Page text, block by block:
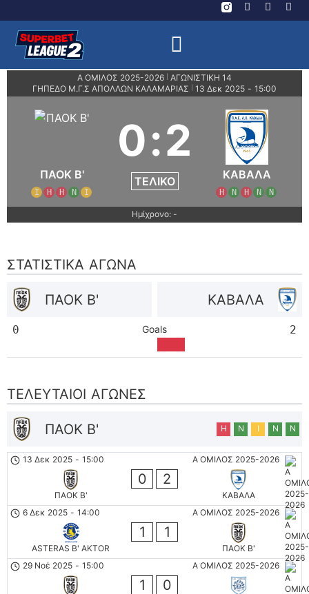
Α ΟΜΙΛΟΣ 2025-2026 ΑΓΩΝΙΣΤΙΚΗ 14
ΓΗΠΕΔΟ Μ.Γ.Σ ΑΠΟΛΛΩΝ ΚΑΛΑΜΑΡΙΑΣ
13 Δεκ 2025 - 15:00
ΠΑΟΚ Β'
Ι Η Η Ν Ι
0:2
ΤΕΛΙΚΌ ΚΑΒΑΛΑ
Η Ν Η Ν Ν
Ημίχρονο: -
ΣΤΑΤΙΣΤΙΚΆ ΑΓΏΝΑ
ΠΑΟΚ Β' ΚΑΒΑΛΑ
0 Goals 2
ΤΕΛΕΥΤΑΊΟΙ ΑΓΏΝΕΣ
ΠΑΟΚ Β' Η Ν Ι Ν Ν
Α ΟΜΙΛΟΣ 2025-2026
13 Δεκ 2025 - 15:00
ΠΑΟΚ Β'
0 2
ΚΑΒΑΛΑ
Α ΟΜΙΛΟΣ 2025-2026
6 Δεκ 2025 - 14:00
ASTERAS B' AKTOR
1 1
ΠΑΟΚ Β'
Α ΟΜΙΛΟΣ 2025-2026
29 Νοέ 2025 - 15:00
1 0